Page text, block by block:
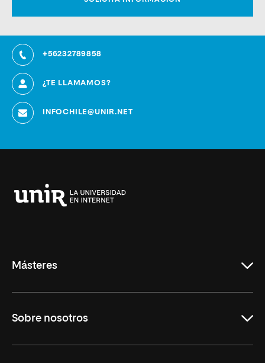
+56232789858
¿TE LLAMAMOS?
INFOCHILE@UNIR.NET
Másteres
Derecho
Sobre nosotros